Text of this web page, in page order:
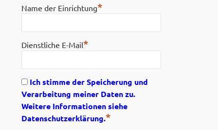
Name der Einrichtung*
Dienstliche E-Mail*
Ich stimme der Speicherung und
Verarbeitung meiner Daten zu.
Weitere Informationen siehe
Datenschutzerklärung.*